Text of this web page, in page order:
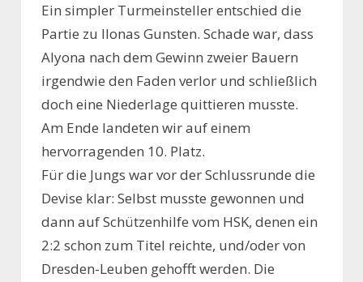
Ein simpler Turmeinsteller entschied die
Partie zu Ilonas Gunsten. Schade war, dass
Alyona nach dem Gewinn zweier Bauern
irgendwie den Faden verlor und schließlich
doch eine Niederlage quittieren musste.
Am Ende landeten wir auf einem
hervorragenden 10. Platz.
Für die Jungs war vor der Schlussrunde die
Devise klar: Selbst musste gewonnen und
dann auf Schützenhilfe vom HSK, denen ein
2:2 schon zum Titel reichte, und/oder von
Dresden-Leuben gehofft werden. Die